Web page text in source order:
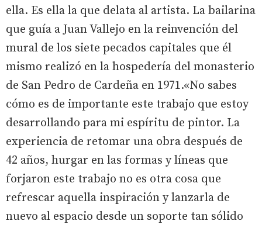
ella. Es ella la que delata al artista. La bailarina
que guía a Juan Vallejo en la reinvención del
mural de los siete pecados capitales que él
mismo realizó en la hospedería del monasterio
de San Pedro de Cardeña en 1971.«No sabes
cómo es de importante este trabajo que estoy
desarrollando para mi espíritu de pintor. La
experiencia de retomar una obra después de
42 años, hurgar en las formas y líneas que
forjaron este trabajo no es otra cosa que
refrescar aquella inspiración y lanzarla de
nuevo al espacio desde un soporte tan sólido